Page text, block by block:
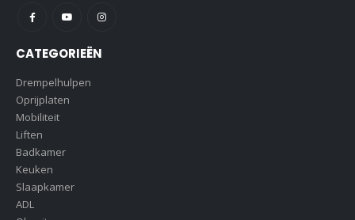
CATEGORIEËN
Drempelhulpen
Oprijplaten
Mobiliteit
Liften
Badkamer
Keuken
Slaapkamer
ADL